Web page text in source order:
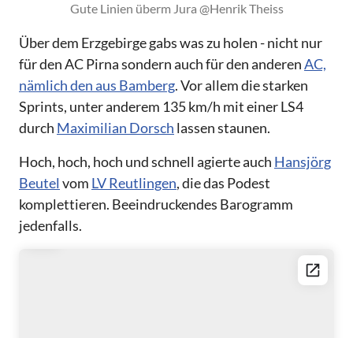
Gute Linien überm Jura @Henrik Theiss
Über dem Erzgebirge gabs was zu holen - nicht nur
für den AC Pirna sondern auch für den anderenAC,
nämlich den aus Bamberg. Vor allem die starken
Sprints, unter anderem 135 km/h mit einer LS4
durch Maximilian Dorsch lassen staunen.
Hoch, hoch, hoch und schnell agierte auch Hansjörg
Beutel vom LV Reutlingen, die das Podest
komplettieren. Beeindruckendes Barogramm
jedenfalls.